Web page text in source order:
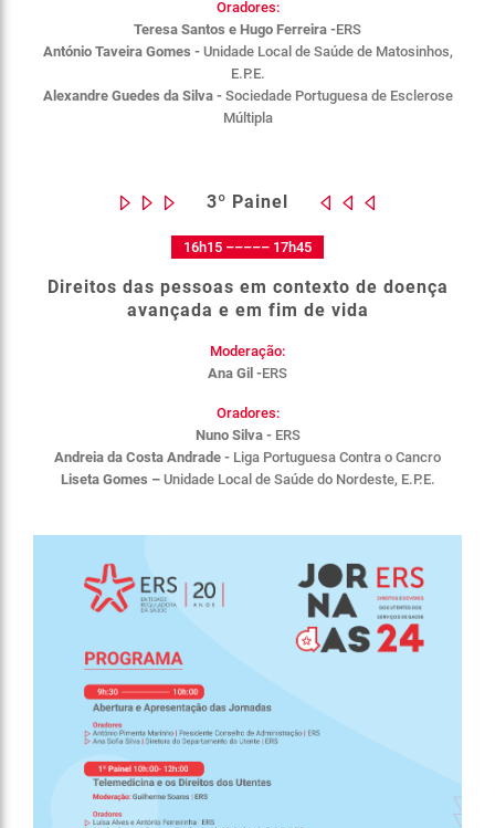
Oradores:
Teresa Santos e Hugo Ferreira -ERS
António Taveira Gomes - Unidade Local de Saúde de Matosinhos,
E.P.E.
Alexandre Guedes da Silva - Sociedade Portuguesa de Esclerose
Múltipla
3º Painel
16h15 ––––– 17h45
Direitos das pessoas em contexto de doença
avançada e em fim de vida
Moderação:
Ana Gil -ERS
Oradores:
Nuno Silva -ERS
Andreia da Costa Andrade - Liga Portuguesa Contra o Cancro
Liseta Gomes –Unidade Local de Saúde do Nordeste, E.P.E.